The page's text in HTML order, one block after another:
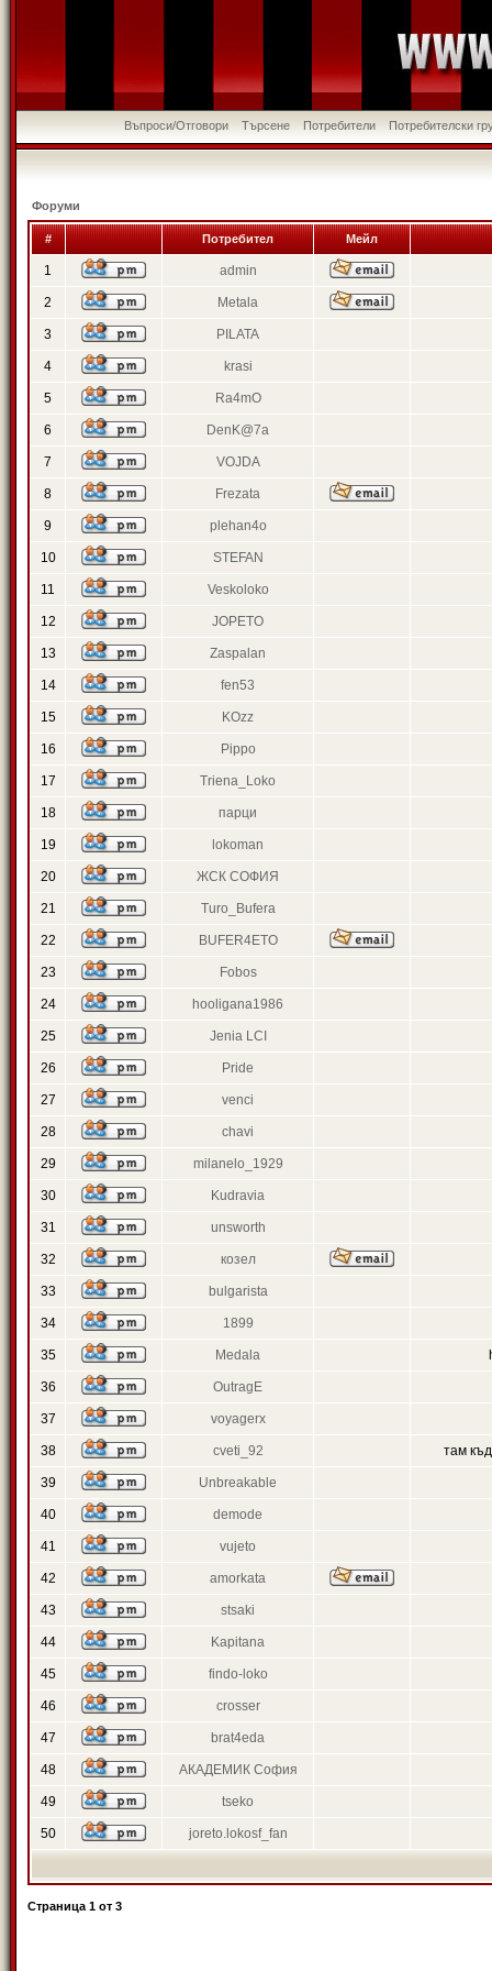
Въпроси/Отговори Търсене Потребители Потребителски
Форуми
# Потребител Мейл
1 admin
2 Metala
3 PILATA
4 krasi
5 Ra4mO
6 DenK@7a
7 VOJDA
8 Frezata
9 plehan4o
10 STEFAN
11 Veskoloko
12 JOPETO
13 Zaspalan
14 fen53
15 KOzz
16 Pippo
17 Triena_Loko
18 парци
19 lokoman
20 ЖСК СОФИЯ
21 Turo_Bufera
22 BUFER4ETO
23 Fobos
24 hooligana1986
25 Jenia LCI
26 Pride
27 venci
28 chavi
29 milanelo_1929
30 Kudravia
31 unsworth
32 козел
33 bulgarista
34 1899
35 Medala
36 OutragE
37 voyagerx
38 cveti_92 там
39 Unbreakable
40 demode
41 vujeto
42 amorkata
43 stsaki
44 Kapitana
45 findo-loko
46 crosser
47 brat4eda
48 АКАДЕМИК София
49 tseko
50 joreto.lokosf_fan
Страница 1 от 3